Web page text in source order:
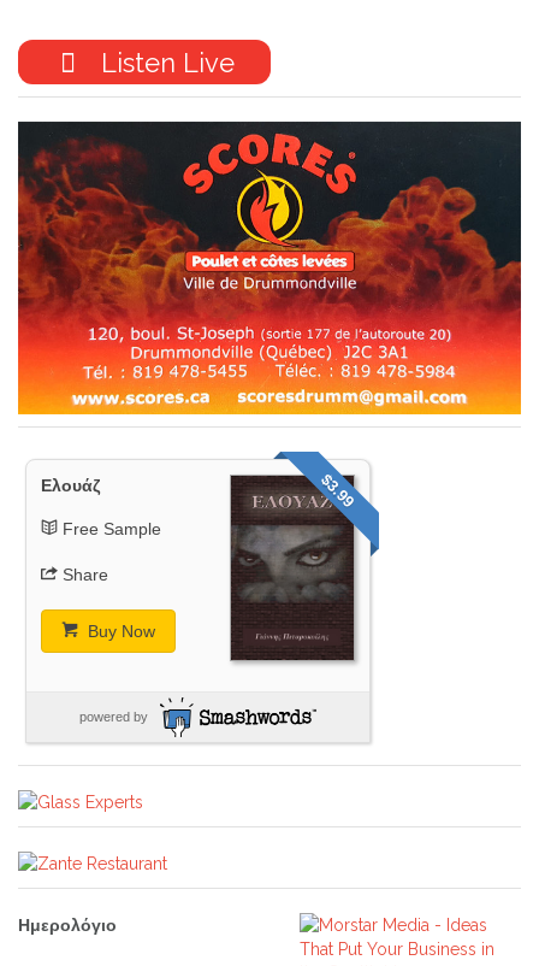
Listen Live
$3.99
Ελουάζ
Free Sample
Share
Buy Now
powered by
Ημερολόγιο